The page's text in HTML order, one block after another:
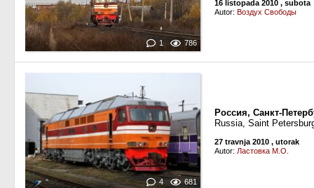
1 786
16 listopada 2010 , subota
Autor: Воздух Свободы
4 681
Россия, Санкт-
Russia, Saint
27 travnja 2010 , utorak
Autor: Ластовка М.О.